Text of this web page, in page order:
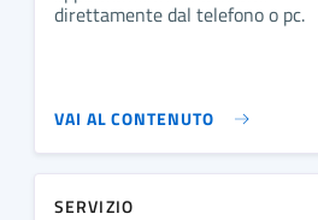
direttamente dal telefono o pc.
VAI AL CONTENUTO
SERVIZIO